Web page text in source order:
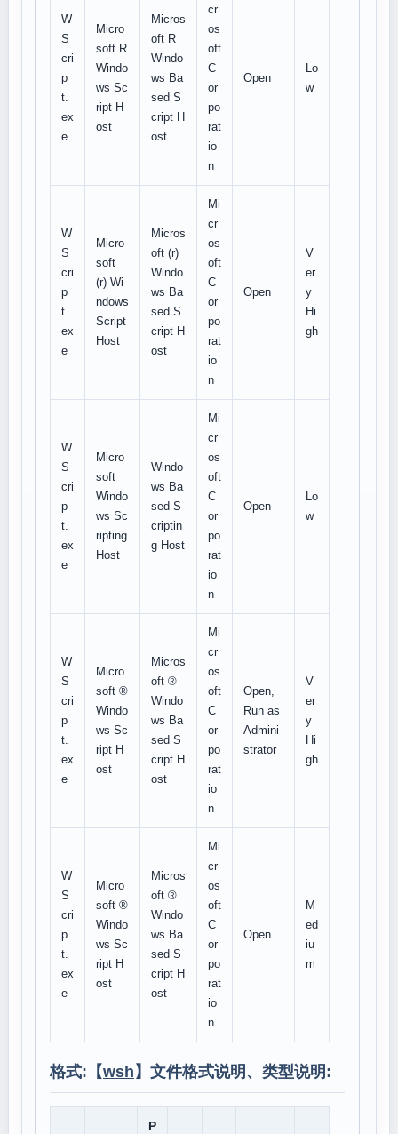
W
S
cri
p
t.
ex
e
Micro
soft R
Windo
ws Sc
ript H
ost
Micros
oft R
Windo
ws Ba
sed S
cript H
ost
cr
os
oft
C
or
po
rat
io
n
Open
Lo
w
W
S
cri
p
t.
ex
e
Micro
soft
(r) Wi
ndows
Script
Host
Micros
oft (r)
Windo
ws Ba
sed S
cript H
ost
Mi
cr
os
oft
C
or
po
rat
io
n
Open
V
er
y
Hi
gh
W
S
cri
p
t.
ex
e
Micro
soft
Windo
ws Sc
ripting
Host
Windo
ws Ba
sed S
criptin
g Host
Mi
cr
os
oft
C
or
po
rat
io
n
Open
Lo
w
W
S
cri
p
t.
ex
e
Micro
soft ®
Windo
ws Sc
ript H
ost
Micros
oft ®
Windo
ws Ba
sed S
cript H
ost
Mi
cr
os
oft
C
or
po
rat
io
n
Open,
Run as
Admini
strator
V
er
y
Hi
gh
W
S
cri
p
t.
ex
e
Micro
soft ®
Windo
ws Sc
ript H
ost
Micros
oft ®
Windo
ws Ba
sed S
cript H
ost
Mi
cr
os
oft
C
or
po
rat
io
n
Open
M
ed
iu
m
格式:【wsh 】文件格式说明、类型说明:
P